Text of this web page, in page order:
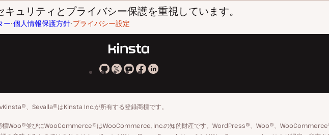
ュリティとプライバシー保護を重視しています。
ー 個人情報保護方針 プライバシー設定
Kinsta
GitHub
Kinsta
X
カ
Kinsta
YouTube
Kinsta
Facebook
Kinsta
LinkedIn
ー
、Sevalla®はKinsta Inc.が所有する登録商標です。
Woo®並びにWooCommerce®はWooCommerce, Inc.の知的財産です。WordPress®、Woo®、WooCommerce®